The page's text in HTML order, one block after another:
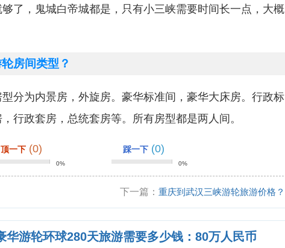
了，鬼城白帝城都是，只有小三峡需要时间长一点，大概
房间类型？
分为内景房，外旋房。豪华标准间，豪华大床房。行政标
行政套房，总统套房等。所有房型都是两人间。
顶一下 (0)
0%
踩一下 (0)
0%
下一篇：重庆到武汉三峡游轮旅游价格？
华游轮环球280天旅游需要多少钱：80万人民币